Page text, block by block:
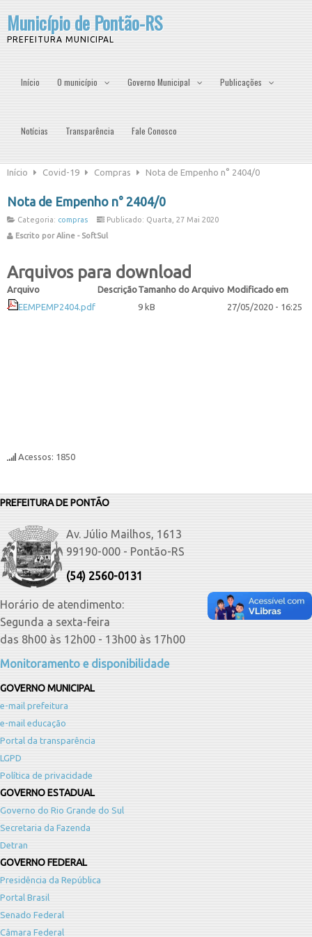
Município de Pontão-RS
PREFEITURA MUNICIPAL
Início O município Governo Municipal Publicações
Notícias Transparência Fale Conosco
Início Covid-19 Compras Nota de Empenho n° 2404/0
Nota de Empenho n° 2404/0
Categoria: compras
Publicado: Quarta, 27 Mai 2020
Escrito por Aline - SoftSul
Arquivos para download
Arquivo DescriçãoTamanho do Arquivo Modificado em
EEMPEMP2404.pdf
9 kB 27/05/2020 - 16:25
Acessos: 1850
PREFEITURA DE PONTÃO
Av. Júlio Mailhos, 1613
99190-000 - Pontão-RS
(54) 2560-0131
Horário de atendimento:
Segunda a sexta-feira
das 8h00 às 12h00 - 13h00 às 17h00
Monitoramento e disponibilidade
GOVERNO MUNICIPAL
e-mail prefeitura
e-mail educação
Portal da transparência
LGPD
Política de privacidade
GOVERNO ESTADUAL
Governo do Rio Grande do Sul
Secretaria da Fazenda
Detran
GOVERNO FEDERAL
Presidência da República
Portal Brasil
Senado Federal
Câmara Federal